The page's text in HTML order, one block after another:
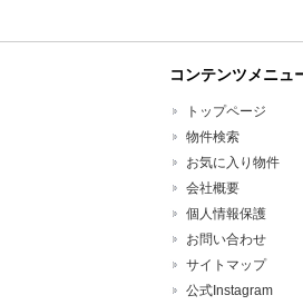
コンテンツメニュ
トップページ
物件検索
お気に入り物件
会社概要
個人情報保護
お問い合わせ
サイトマップ
公式Instagram